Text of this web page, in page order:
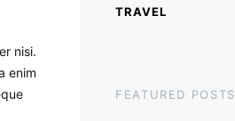
nisi.
enim
TRAVEL
FEATURED POSTS